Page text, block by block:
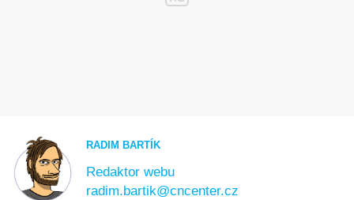
RADIM BARTÍK
Redaktor webu
radim.bartik@cncenter.cz